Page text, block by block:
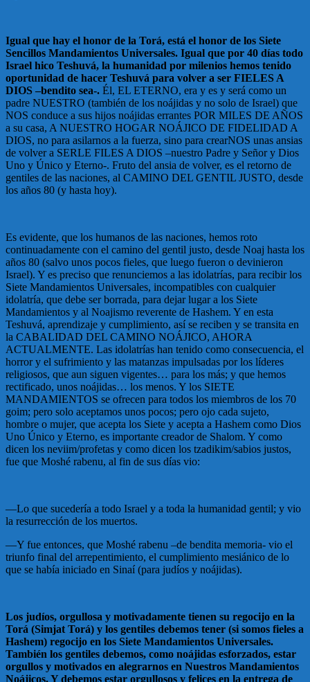
Igual que hay el honor de la Torá, está el honor de los Siete
Sencillos Mandamientos Universales. Igual que por 40 días todo
Israel hico Teshuvá, la humanidad por milenios hemos tenido
oportunidad de hacer Teshuvá para volver a ser FIELES A
DIOS –bendito sea-. Él, EL ETERNO, era y es y será como un
padre NUESTRO (también de los noájidas y no solo de Israel) que
NOS conduce a sus hijos noájidas errantes POR MILES DE AÑOS
a su casa, A NUESTRO HOGAR NOÁJICO DE FIDELIDAD A
DIOS, no para asilarnos a la fuerza, sino para crearNOS unas ansias
de volver a SERLE FILES A DIOS –nuestro Padre y Señor y Dios
Uno y Único y Eterno-. Fruto del ansia de volver, es el retorno de
gentiles de las naciones, al CAMINO DEL GENTIL JUSTO, desde
los años 80 (y hasta hoy).
Es evidente, que los humanos de las naciones, hemos roto
continuadamente con el camino del gentil justo, desde Noaj hasta los
años 80 (salvo unos pocos fieles, que luego fueron o devinieron
Israel). Y es preciso que renunciemos a las idolatrías, para recibir los
Siete Mandamientos Universales, incompatibles con cualquier
idolatría, que debe ser borrada, para dejar lugar a los Siete
Mandamientos y al Noajismo reverente de Hashem. Y en esta
Teshuvá, aprendizaje y cumplimiento, así se reciben y se transita en
la CABALIDAD DEL CAMINO NOÁJICO, AHORA
ACTUALMENTE. Las idolatrías han tenido como consecuencia, el
horror y el sufrimiento y las matanzas impulsadas por los líderes
religiosos, que aun siguen vigentes… para los más; y que hemos
rectificado, unos noájidas… los menos. Y los SIETE
MANDAMIENTOS se ofrecen para todos los miembros de los 70
goim; pero solo aceptamos unos pocos; pero ojo cada sujeto,
hombre o mujer, que acepta los Siete y acepta a Hashem como Dios
Uno Único y Eterno, es importante creador de Shalom. Y como
dicen los neviim/profetas y como dicen los tzadikim/sabios justos,
fue que Moshé rabenu, al fin de sus días vio:
—Lo que sucedería a todo Israel y a toda la humanidad gentil; y vio
la resurrección de los muertos.
—Y fue entonces, que Moshé rabenu –de bendita memoria- vio el
triunfo final del arrepentimiento, el cumplimiento mesiánico de lo
que se había iniciado en Sinaí (para judíos y noájidas).
Los judíos, orgullosa y motivadamente tienen su regocijo en la
Torá (Simjat Torá) y los gentiles debemos tener (si somos fieles a
Hashem) regocijo en los Siete Mandamientos Universales.
También los gentiles debemos, como noájidas esforzados, estar
orgullos y motivados en alegrarnos en Nuestros Mandamientos
Noájicos. Y debemos estar orgullosos y felices en la entrega de